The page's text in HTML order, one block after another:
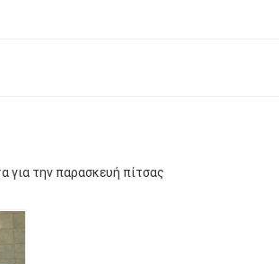
για την παρασκευή πίτσας